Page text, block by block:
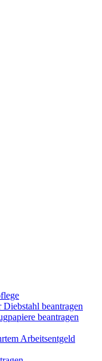
beantragen
beantragen
Arbeitsentgeld